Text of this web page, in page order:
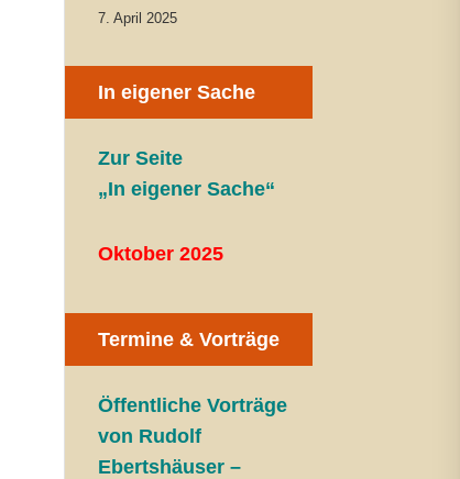
7. April 2025
In eigener Sache
Zur Seite
„In eigener Sache“
Oktober 2025
Termine & Vorträge
Öffentliche Vorträge
von Rudolf
Ebertshäuser –